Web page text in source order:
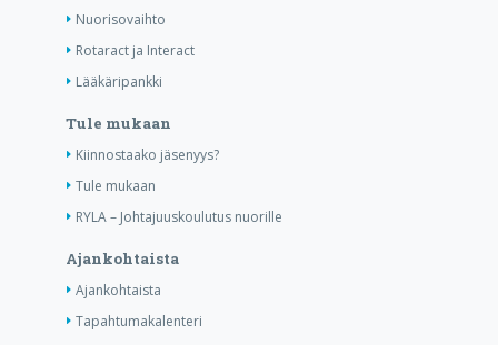
Nuorisovaihto
Rotaract ja Interact
Lääkäripankki
Tule mukaan
Kiinnostaako jäsenyys?
Tule mukaan
RYLA – Johtajuuskoulutus nuorille
Ajankohtaista
Ajankohtaista
Tapahtumakalenteri